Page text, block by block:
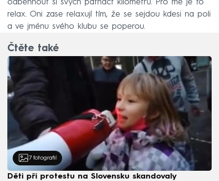
odběhnout si svých patnáct kilometrů. Pro mě je to
relax. Oni zase relaxují tím, že se sejdou kdesi na poli
a ve jménu svého klubu se poperou.
Čtěte také
7 fotografií
Děti při protestu na Slovensku skandovaly